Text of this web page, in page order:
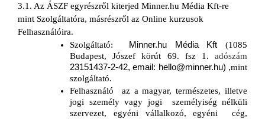
3.1. Az ÁSZF egyrészről kiterjed Minner.hu Média Kft-re
mint Szolgáltatóra, másrészről az Online kurzusok
Felhasználóira.
Szolgáltató:
Minner.hu Média Kft (1085
Budapest, Jószef körút 69. fsz 1.
23151437-2-42, email: hello@minner.hu) ,mint
szolgáltató.
Felhasználó
az a magyar, természetes, illetve
jogi személy vagy jogi
személyiség nélküli
szervezet, egyéni vállalkozó, egyéni
cég,